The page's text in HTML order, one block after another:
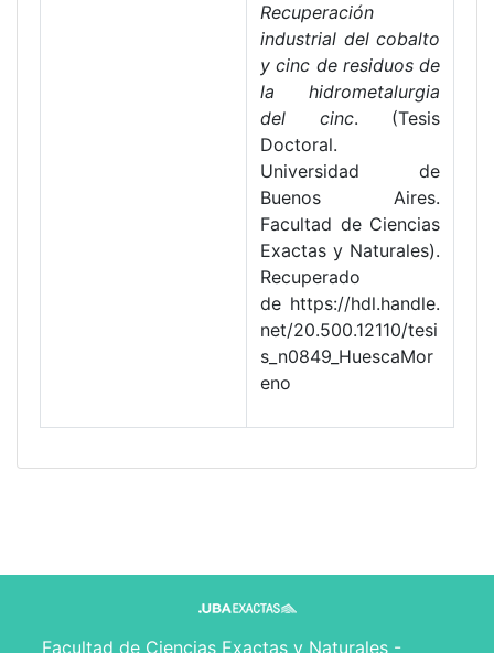
Recuperación
industrial del cobalto
y cinc de residuos de
la hidrometalurgia
del cinc. (Tesis
Doctoral.
Universidad de
Buenos Aires.
Facultad de Ciencias
Exactas y Naturales).
Recuperado
de https://hdl.handle.
net/20.500.12110/tesi
s_n0849_HuescaMor
eno
Facultad de Ciencias Exactas y Naturales -